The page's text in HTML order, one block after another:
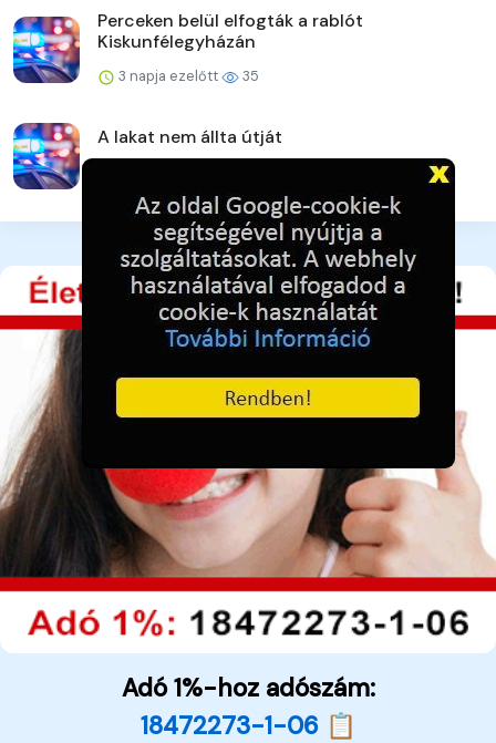
Perceken belül elfogták a rablót
Kiskunfélegyházán
3 napja ezelőtt 35
A lakat nem állta útját
Adó 1%-hoz adószám:
18472273-1-06 📋